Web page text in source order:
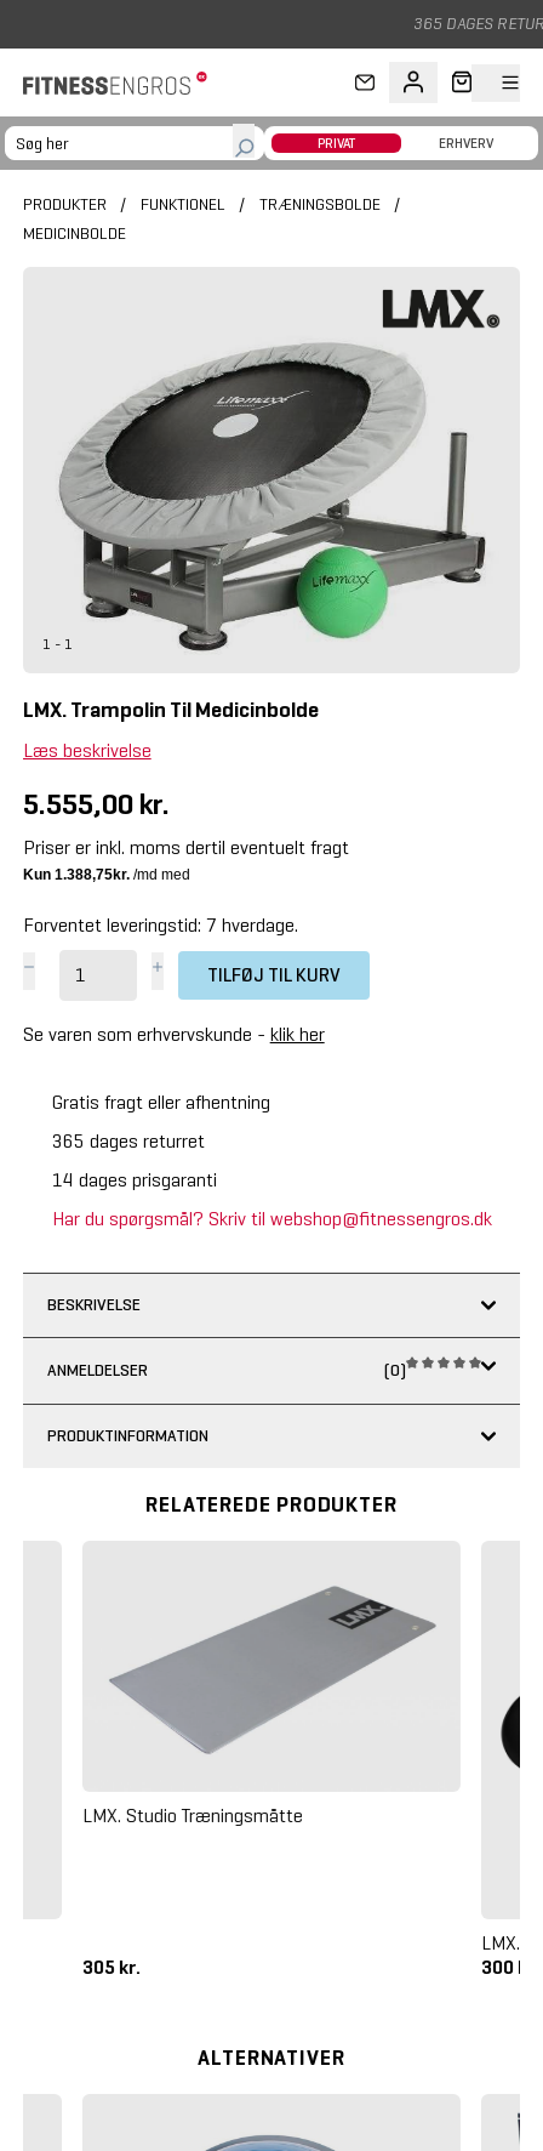
365 DAGES RETURRET
PRIVAT ERHVERV
PRODUKTER / FUNKTIONEL / TRÆNINGSBOLDE
/
MEDICINBOLDE
1 - 1
LMX. Trampolin Til Medicinbolde
Læs beskrivelse
5.555,00 kr.
Priser er inkl. moms dertil eventuelt fragt
Forventet leveringstid: 7 hverdage.
TILFØJ TIL KURV
Se varen som erhvervskunde - klik her
Gratis fragt eller afhentning
365 dages returret
14 dages prisgaranti
Har du spørgsmål? Skriv til webshop@fitnessengros.dk
BESKRIVELSE
ANMELDELSER (0)
PRODUKTINFORMATION
RELATEREDE PRODUKTER
LMX. Studio Træningsmåtte
305 kr.
LMX.
300 kr.
ALTERNATIVER